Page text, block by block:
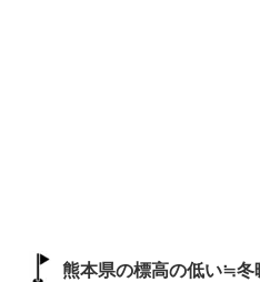
熊本県の標高の低い≒冬